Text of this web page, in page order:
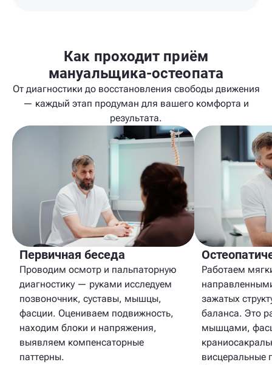
Как проходит приём
мануальщика-остеопата
От диагностики до восстановления свободы движения
— каждый этап продуман для вашего комфорта и
результата.
Первичная беседа
Проводим осмотр и пальпаторную
диагностику — руками исследуем
позвоночник, суставы, мышцы,
фасции. Оцениваем подвижность,
находим блоки и напряжения,
выявляем компенсаторные
паттерны.
Работаем
зажатых
баланса. Это
мышцами,
висцеральные